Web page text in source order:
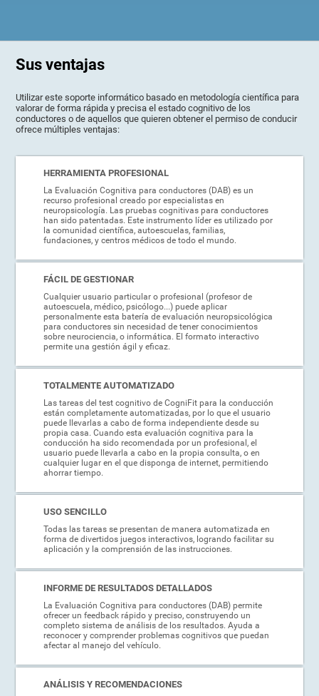
Sus ventajas
Utilizar este soporte informático basado en metodología científica para
valorar de forma rápida y precisa el estado cognitivo de los
conductores o de aquellos que quieren obtener el permiso de conducir
ofrece múltiples ventajas:
HERRAMIENTA PROFESIONAL
La Evaluación Cognitiva para conductores (DAB) es un
recurso profesional creado por especialistas en
neuropsicología. Las pruebas cognitivas para conductores
han sido patentadas. Este instrumento líder es utilizado por
la comunidad científica, autoescuelas, familias,
fundaciones, y centros médicos de todo el mundo.
FÁCIL DE GESTIONAR
Cualquier usuario particular o profesional (profesor de
autoescuela, médico, psicólogo...) puede aplicar
personalmente esta batería de evaluación neuropsicológica
para conductores sin necesidad de tener conocimientos
sobre neurociencia, o informática. El formato interactivo
permite una gestión ágil y eficaz.
TOTALMENTE AUTOMATIZADO
Las tareas del test cognitivo de CogniFit para la conducción
están completamente automatizadas, por lo que el usuario
puede llevarlas a cabo de forma independiente desde su
propia casa. Cuando esta evaluación cognitiva para la
conducción ha sido recomendada por un profesional, el
usuario puede llevarla a cabo en la propia consulta, o en
cualquier lugar en el que disponga de internet, permitiendo
ahorrar tiempo.
USO SENCILLO
Todas las tareas se presentan de manera automatizada en
forma de divertidos juegos interactivos, logrando facilitar su
aplicación y la comprensión de las instrucciones.
INFORME DE RESULTADOS DETALLADOS
La Evaluación Cognitiva para conductores (DAB) permite
ofrecer un feedback rápido y preciso, construyendo un
completo sistema de análisis de los resultados. Ayuda a
reconocer y comprender problemas cognitivos que puedan
afectar al manejo del vehículo.
ANÁLISIS Y RECOMENDACIONES